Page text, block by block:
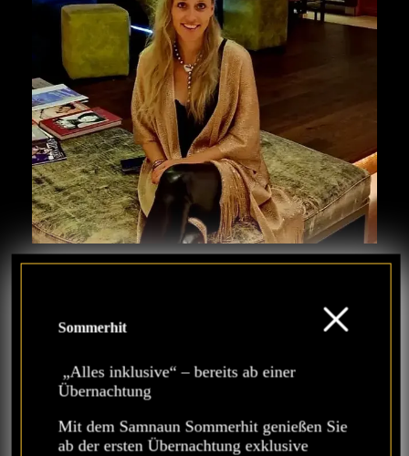
hat das 2006 neu eröffnete Chasa
Castello im Alleingang aufgebaut. Mit
Bau dirigiert und den Betrieb eine
Saison lang alleine geführt. Inzwischen
führt sie das Haus gemeinsam mit
Schwester Denise. Wenn es um
Sommerhit
„Alles inklusive“ – bereits ab einer
Übernachtung
Mit dem Samnaun Sommerhit genießen Sie
ab der ersten Übernachtung exklusive